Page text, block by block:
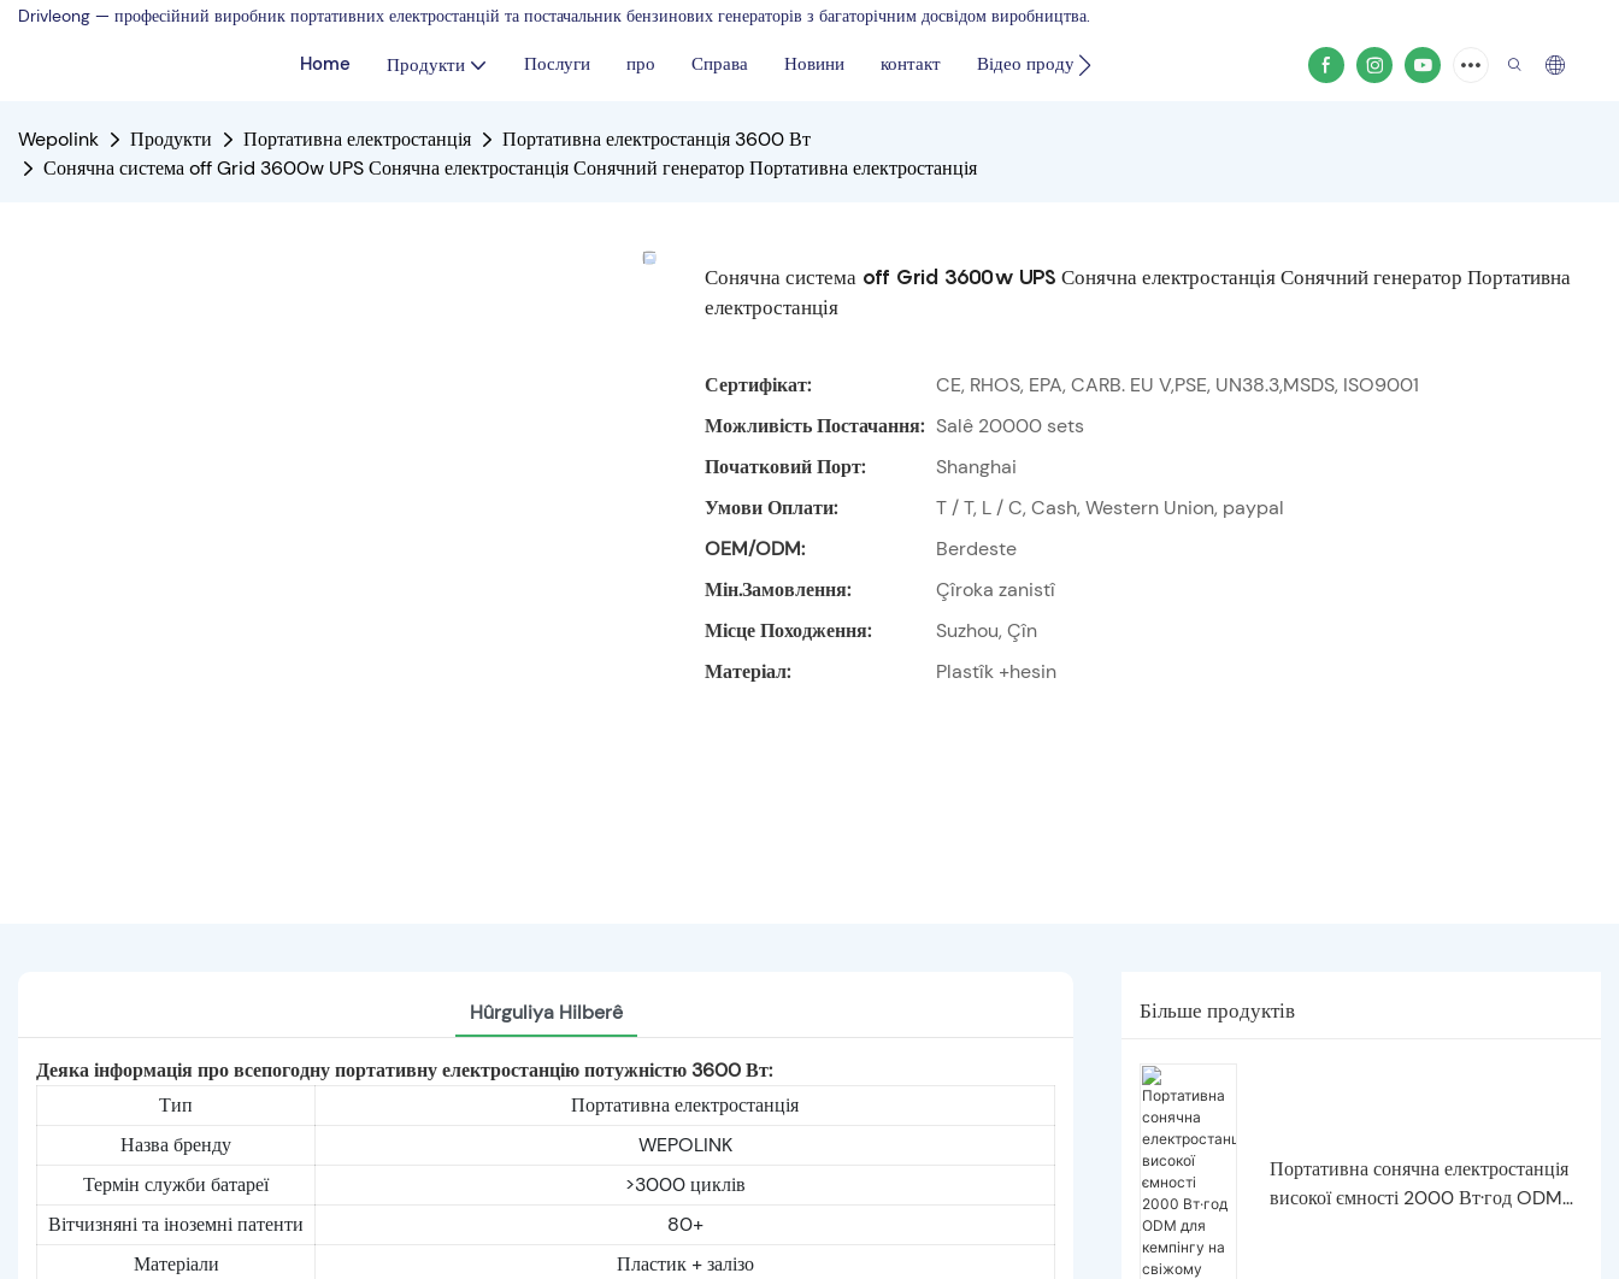
Drivleong — професійний виробник портативних електростанцій та постачальник бензинових генераторів з багаторічним досвідом виробництва.
Home Продукти Послуги про Справа Новини контакт Відео продукту
Wepolink Продукти Портативна електростанція
Портативна електростанція 3600 Вт
Сонячна система off Grid 3600w UPS Сонячна електростанція Сонячний генератор Портативна електростанція
Сонячна система off Grid 3600w UPS Сонячна електростанція Сонячний генератор Портативна
електростанція
Сертифікат:
CE, RHOS, EPA, CARB. EU V,PSE, UN38.3,MSDS, ISO9001
Можливість Постачання: Salê 20000 sets
Початковий Порт:
Shanghai
Умови Оплати:
T / T, L / C, Cash, Western Union, paypal
OEM/ODM:
Berdeste
Мін.замовлення:
Çîroka zanistî
Місце Походження:
Suzhou, Çîn
Матеріал:
Plastîk +hesin
Hûrguliya Hilberê
Деяка інформація про всепогодну портативну електростанцію потужністю 3600 Вт:
Тип
Портативна електростанція
Назва бренду
WEPOLINK
Термін служби батареї
>3000 циклів
Вітчизняні та іноземні патенти
80+
Матеріали
Пластик + залізо
Більше продуктів
Портативна сонячна електростанція
високої ємності 2000 Вт·год ODM